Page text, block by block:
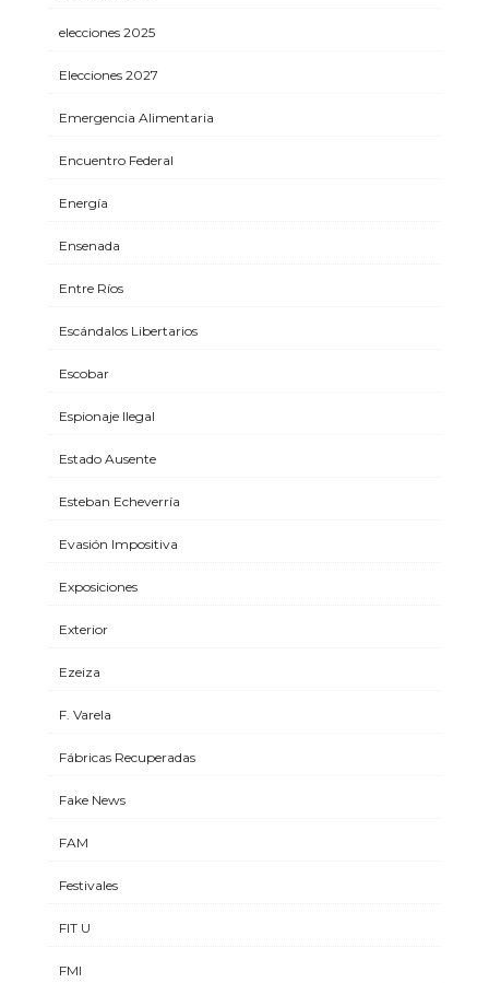
elecciones 2025
Elecciones 2027
Emergencia Alimentaria
Encuentro Federal
Energía
Ensenada
Entre Ríos
Escándalos Libertarios
Escobar
Espionaje Ilegal
Estado Ausente
Esteban Echeverría
Evasión Impositiva
Exposiciones
Exterior
Ezeiza
F. Varela
Fábricas Recuperadas
Fake News
FAM
Festivales
FIT U
FMI